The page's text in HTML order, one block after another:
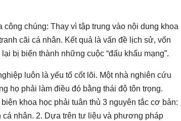
chúng: Thay vì tập trung vào nội dung khoa
cãi cá nhân. Kết quả là vấn đề lịch sử, vốn
bị biến thành những cuộc “đấu khẩu mạng”.
luôn là yếu tố cốt lõi. Một nhà nghiên cứu
họ phải làm điều đó bằng thái độ tôn trọng.
khoa học phải tuân thủ 3 nguyên tắc cơ bản:
nhân. 2. Dựa trên tư liệu và phương pháp